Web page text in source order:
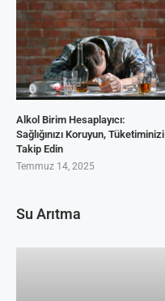
Alkol Birim Hesaplayıcı:
Sağlığınızı Koruyun, Tüketiminizi
Takip Edin
Temmuz 14, 2025
Su Arıtma